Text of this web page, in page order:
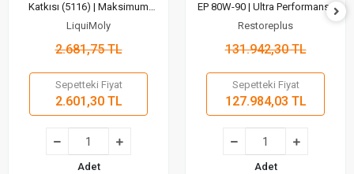
Katkısı (5116) | Maksimum
Sistem Koruması (1 Lt)
LiquiMoly
2.681,75 TL
Sepetteki Fiyat
2.601,30 TL
Adet
EP 80W-90 | Ultra Performanslı
Çok Dereceli Dişli Yağlayıcı
(200 Lt)
Restoreplus
131.942,30 TL
Sepetteki Fiyat
127.984,03 TL
Adet